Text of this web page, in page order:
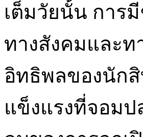
เต็มวัยนั้น การ
ทางสังคมและท
อิทธิพลของนัก
แข็งแรงที่จอมป